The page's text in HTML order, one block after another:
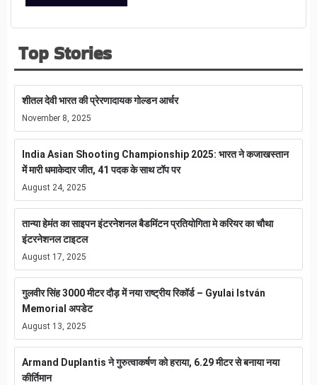
Top Stories
शीतल देवी भारत की प्रेरणादायक गोल्डन आर्चर
November 8, 2025
India Asian Shooting Championship 2025: भारत ने कजाखस्तान
में मारी धमाकेदार जीत, 41 पदक के साथ टॉप पर
August 24, 2025
तान्या हेमंत का साइपन इंटरनेशनल बैडमिंटन प्रतियोगिता मे करियर का चौथा
इंटरनेशनल टाइटल
August 17, 2025
गुलवीर सिंह 3000 मीटर दौड़ में नया राष्ट्रीय रिकॉर्ड – Gyulai István
Memorial अपडेट
August 13, 2025
Armand Duplantis ने गुरुत्वाकर्षण को हराया, 6.29 मीटर से बनाया नया
कीर्तिमान